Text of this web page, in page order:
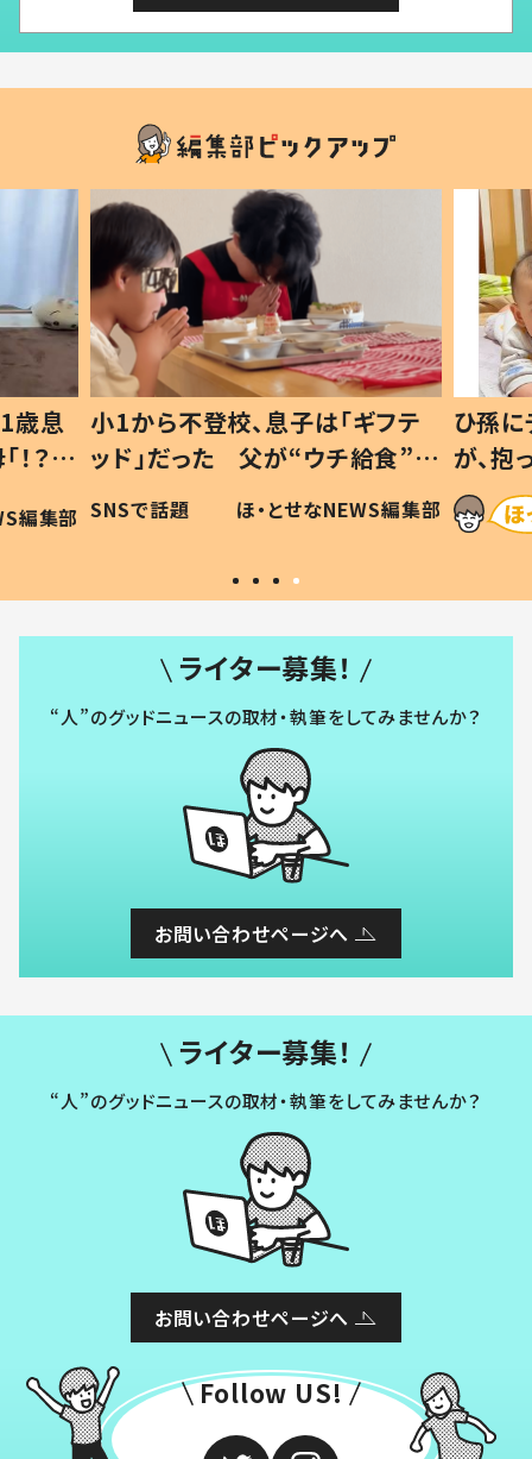
歳息
？」
編集部
小1から不登校、息子は「ギフテ
ッド」だった 父が“ウチ給食”を
作り続ける理由とは #令和の親
#令和の子
SNSで話題 ほ・とせなNEWS編集部
ひ孫
が、
「涙が
い」
ライター募集！
“人”のグッドニュースの取材・執筆をしてみませんか？
お問い合わせページへ
ライター募集！
“人”のグッドニュースの取材・執筆をしてみませんか？
お問い合わせページへ
Follow US!